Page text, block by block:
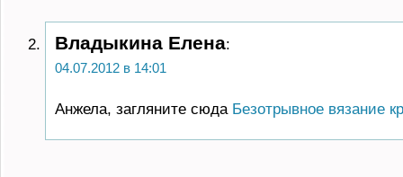
Владыкина Елена:
04.07.2012 в 14:01
Анжела, загляните сюда Безотрывное вязание